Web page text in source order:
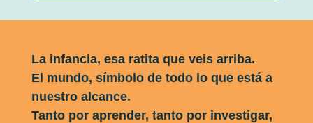
La infancia, esa ratita que veis arriba.
El mundo, símbolo de todo lo que está a
nuestro alcance.
Tanto por aprender, tanto por investigar,